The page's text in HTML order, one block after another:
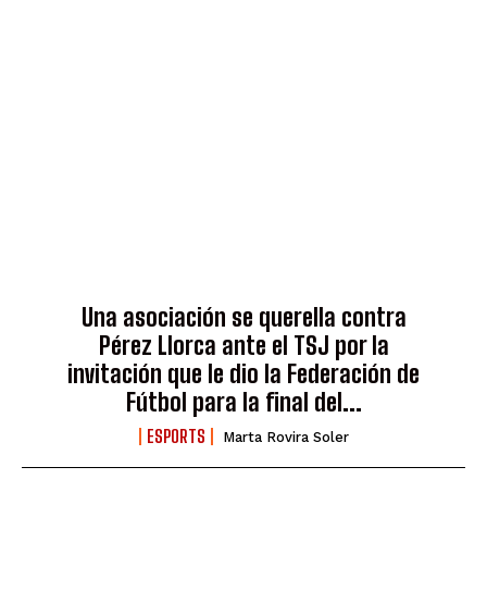
Una asociación se querella contra
Pérez Llorca ante el TSJ por la
invitación que le dio la Federación de
Fútbol para la final del...
ESPORTS Marta Rovira Soler